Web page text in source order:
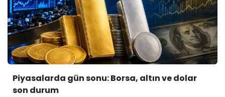
Piyasalarda gün sonu: Borsa, altın ve dolar
son durum